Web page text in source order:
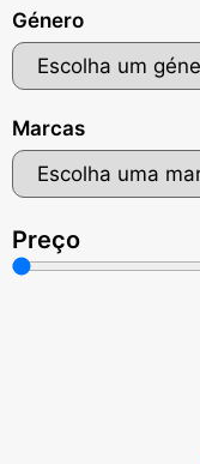
Género
Marcas
Preço